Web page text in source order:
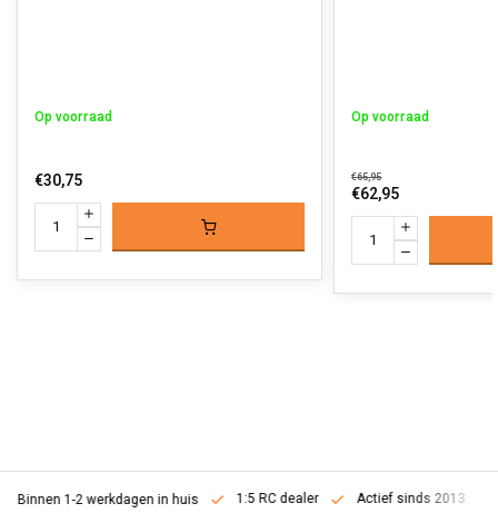
Op voorraad
€30,75
Op voorraad
€65,95
€62,95
Binnen 1-2 werkdagen in huis 1:5 RC dealer Actief sinds 2013